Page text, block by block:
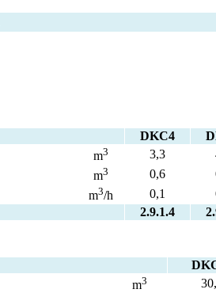
DKC4
m3 3,3
m3 0,6
m3/h 0,1
2.9.1.4
m3